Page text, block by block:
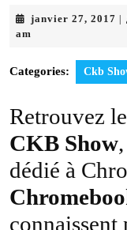
janvier 27, 2017
am
Categories: Ckb
Retrouvez
CKB Show
dédié à
connaissent